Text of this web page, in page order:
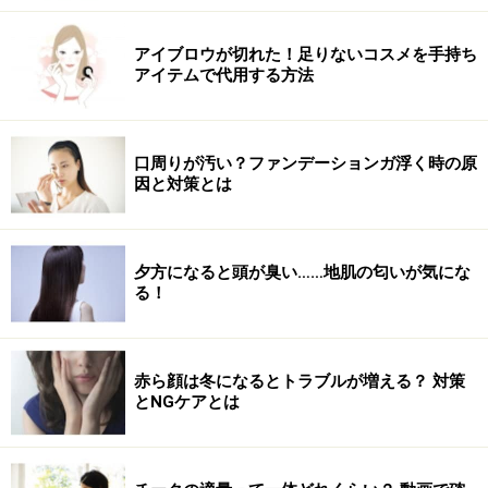
特に、腸の活動を活発にしたい朝は、果物や野菜をその
ままジューサーに入れてドリンクとして飲むと、腸がス
ムーズに働きだします。
上記の成分を毎日摂り続けることで、徐々に腸内もクリ
ーンになってくるハズ。ぜひ毎日の習慣にして頂きたい
と思います。
腸内環境を整える「善玉菌」のヒミツ
女性の大半がかかえている便秘の悩み。便秘になると、
腸内に悪玉菌が増殖。悪玉菌が増えることでさらに便秘
は悪化し、負のスパイラルに陥ってしまいます。そこ
で、腸内環境を整えてくれる『善玉菌』に注目！ 腸内
アイブロウが切れた！足りないコスメを手持ち
アイテムで代用する方法
口周りが汚い？ファンデーションガ浮く時の原
因と対策とは
夕方になると頭が臭い……地肌の匂いが気にな
る！
赤ら顔は冬になるとトラブルが増える？ 対策
とNGケアとは